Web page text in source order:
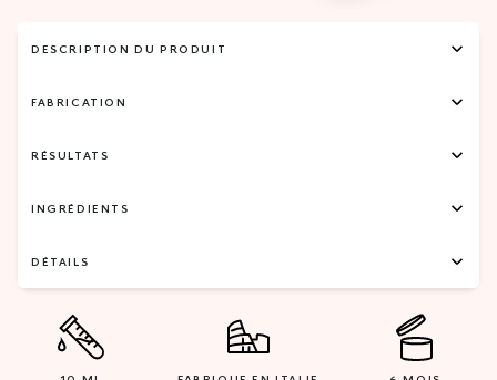
DESCRIPTION DU PRODUIT
FABRICATION
RÉSULTATS
INGRÉDIENTS
DÉTAILS